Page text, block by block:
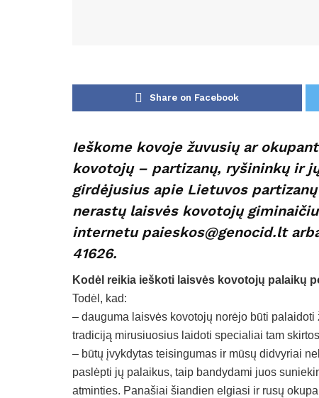
Share on Facebook
Ieškome kovoje žuvusių ar
kovotojų – partizanų, ryšininkų ir
girdėjusius apie Lietuvos
nerastų laisvės kovotojų
internetu paieskos@genocid.lt
41626.
Kodėl reikia ieškoti laisvės kovotojų palaikų
Todėl, kad:
– dauguma laisvės kovotojų norėjo būti
tradiciją mirusiuosius laidoti specialiai tam
– būtų įvykdytas teisingumas ir mūsų didvyriai
paslėpti jų palaikus, taip bandydami juos
atminties. Panašiai šiandien elgiasi ir rusų